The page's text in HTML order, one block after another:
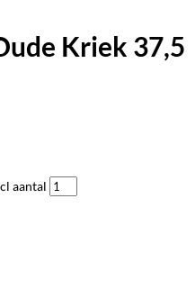
Kriek 37,5
aantal